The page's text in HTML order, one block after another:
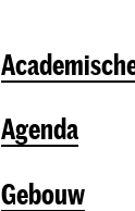
Agenda
Gebouw